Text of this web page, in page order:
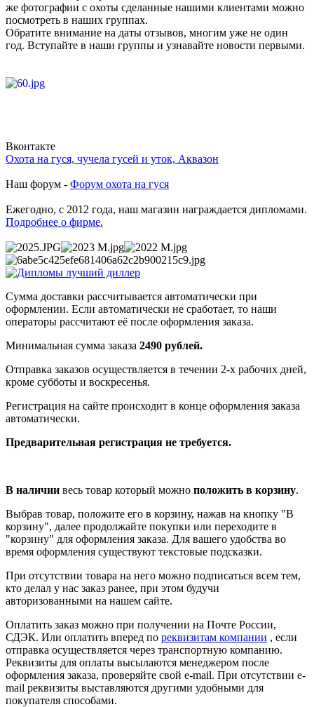
же фотографии с охоты сделанные нашими клиентами можно
посмотреть в наших группах.
Обратите внимание на даты отзывов, многим уже не один
год. Вступайте в наши группы и узнавайте новости первыми.
Вконтакте
Охота на гуся, чучела гусей и уток, Аквазон
Наш форум - Форум охота на гуся
Ежегодно, с 2012 года, наш магазин награждается дипломами.
Подробнее о фирме.
Сумма доставки рассчитывается автоматически при
оформлении. Если автоматически не сработает, то наши
операторы рассчитают её после оформления заказа.
Минимальная сумма заказа 2490 рублей.
Отправка заказов осуществляется в течении 2-х рабочих дней,
кроме субботы и воскресенья.
Регистрация на сайте происходит в конце оформления заказа
автоматически.
Предварительная регистрация не требуется.
В наличии весь товар который можно положить в корзину.
Выбрав товар, положите его в корзину, нажав на кнопку "В
корзину", далее продолжайте покупки или переходите в
"корзину" для оформления заказа. Для вашего удобства во
время оформления существуют текстовые подсказки.
При отсутствии товара на него можно подписаться всем тем,
кто делал у нас заказ ранее, при этом будучи
авторизованными на нашем сайте.
Оплатить заказ можно при получении на Почте России,
СДЭК. Или оплатить вперед по реквизитам компании , если
отправка осуществляется через транспортную компанию.
Реквизиты для оплаты высылаются менеджером после
оформления заказа, проверяйте свой e-mail. При отсутствии e-
mail реквизиты выставляются другими удобными для
покупателя способами.